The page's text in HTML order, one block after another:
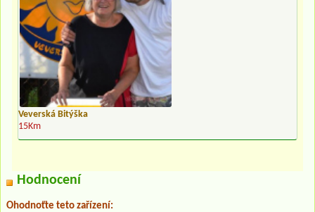
Veverská Bitýška
15Km
Hodnocení
Ohodnoťte teto zařízení: